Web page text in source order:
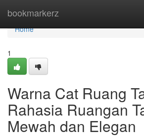
bookmarkerz
Home
Home
1
Warna Cat Ruang
Rahasia Ruangan
Mewah dan Elegan